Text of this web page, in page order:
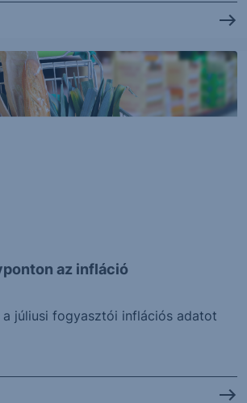
az infláció
a júliusi fogyasztói inflációs adatot